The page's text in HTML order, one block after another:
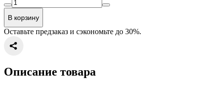
В корзину
Оставьте предзаказ и сэкономьте до 30%.
Описание товара